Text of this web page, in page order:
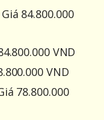
84.800.000
VND
VND
78.800.000